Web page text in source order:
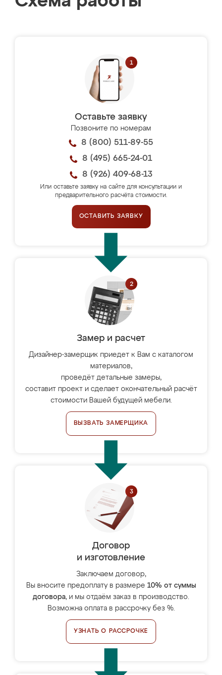
Оставьте заявку
Позвоните по номерам
8 (800) 511-89-55
8 (495) 665-24-01
8 (926) 409-68-13
Или оставьте заявку на сайте для консультации и
предварительного расчёта стоимости.
ОСТАВИТЬ ЗАЯВКУ
Замер и расчет
Дизайнер-замерщик приедет к Вам с каталогом
материалов,
проведёт детальные замеры,
составит проект и сделает окончательный расчёт
стоимости Вашей будущей мебели.
ВЫЗВАТЬ ЗАМЕРЩИКА
Договор
и изготовление
Заключаем договор,
Вы вносите предоплату в размере 10% от суммы
договора, и мы отдаём заказ в производство.
Возможна оплата в рассрочку без %.
УЗНАТЬ О РАССРОЧКЕ